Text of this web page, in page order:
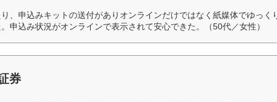
、申込みキットの送付がありオンラインだけではなく紙媒体でゆっく
申込み状況がオンラインで表示されて安心できた。（50代／女性）
券